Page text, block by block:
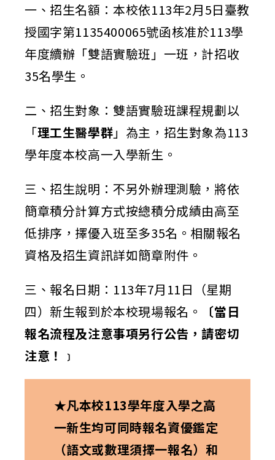
一、招生名額：本校依113年2月5日臺教
授國字第1135400065號函核准於113學
年度續辦「雙語實驗班」一班，計招收
35名學生。
二、招生對象：雙語實驗班課程規劃以
「理工生醫學群」為主，招生對象為113
學年度本校高一入學新生。
三、招生說明：不另外辦理測驗，將依
簡章積分計算方式按總積分成績由高至
低排序，擇優入班至多35名。相關報名
資格及招生資訊詳如簡章附件。
三、報名日期：113年7月11日（星期
四）新生報到於本校現場報名。
〔當日
報名流程及注意事項另行公告，請密切
注意！﹞
★凡本校113學年度入學之高
一新生均可同時報名資優鑑定
（語文或數理須擇一報名）和